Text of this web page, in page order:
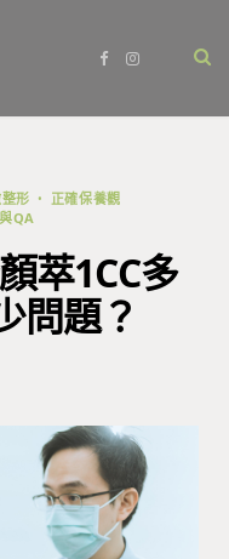
b
I
a
形
正確保養觀
QA
萃1CC多
問題？